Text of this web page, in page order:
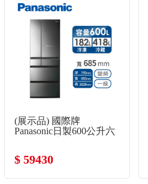
(展示品) 國際牌
Panasonic日製600公升六
$ 59430